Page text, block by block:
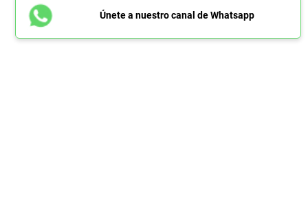
Únete a nuestro canal de Whatsapp